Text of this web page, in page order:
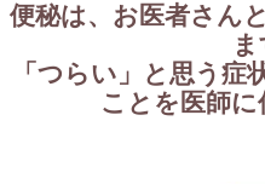
便秘は、お医者さん
ま
「つらい」と思う症
ことを医師に